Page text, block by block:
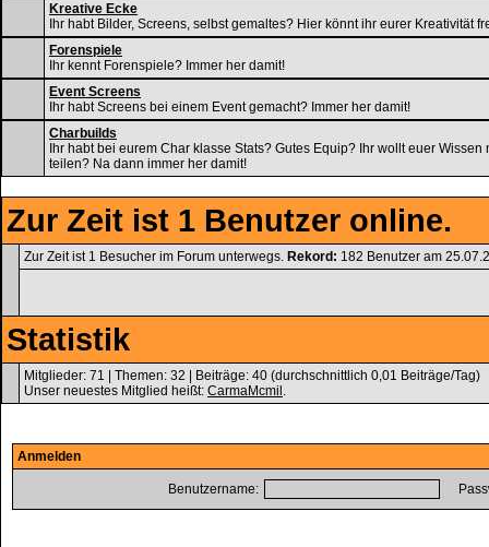
Kreative Ecke
Ihr habt Bilder, Screens, selbst gemaltes? Hier könnt ihr eurer Kreativität
Forenspiele
Ihr kennt Forenspiele? Immer her damit!
Event Screens
Ihr habt Screens bei einem Event gemacht? Immer her damit!
Charbuilds
Ihr habt bei eurem Char klasse Stats? Gutes Equip? Ihr wollt euer Wissen
teilen? Na dann immer her damit!
Zur Zeit ist 1 Benutzer online.
Zur Zeit ist 1 Besucher im Forum unterwegs. Rekord: 182 Benutzer am
Statistik
Mitglieder: 71 | Themen: 32 | Beiträge: 40 (durchschnittlich 0,01 Beiträge/Tag)
Unser neuestes Mitglied heißt: CarmaMcmil .
Anmelden
Benutzername: